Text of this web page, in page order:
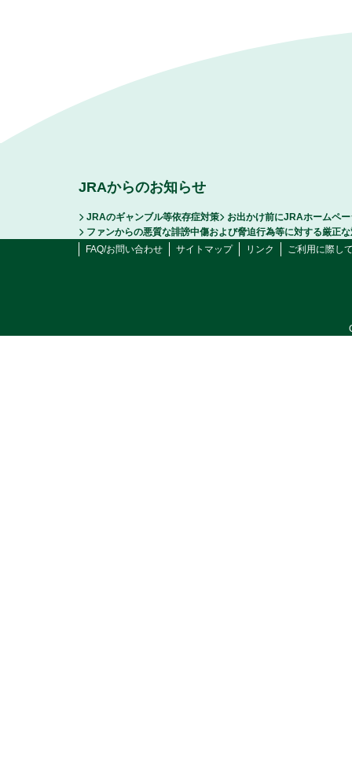
JRAからのお知らせ
JRAのギャンブル等依存症対策
お出かけ前にJRAホームペ
ファンからの悪質な誹謗中傷および脅迫行為等に対する厳正
FAQ/お問い合わせ
サイトマップ リンク ご利用に際し